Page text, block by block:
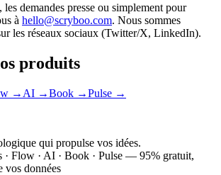
les demandes presse ou simplement pour
à hello@scryboo.com. Nous sommes
les réseaux sociaux (Twitter/X, LinkedIn).
produits
→ AI →Book →Pulse →
qui propulse vos idées.
· Flow · AI · Book · Pulse — 95% gratuit,
vos données